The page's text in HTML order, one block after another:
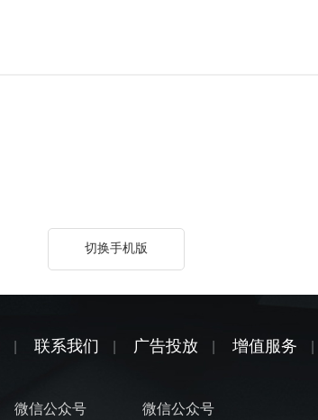
切换手机版
联系我们 广告投放 增值服务
微信公众号 微信公众号